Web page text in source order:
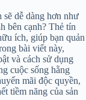
dễ dàng hơn như
bên cạnh? Thẻ tín
ích, giúp bạn quản
bài viết này,
và cách sử dụng
cuộc sống hằng
mãi độc quyền,
tiềm năng của sản